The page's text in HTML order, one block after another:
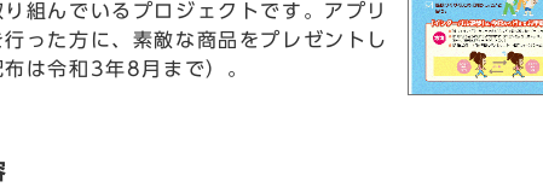
組んでいるプロジェクトです。アプリ
った方に、素敵な商品をプレゼントし
は令和3年8月まで）。